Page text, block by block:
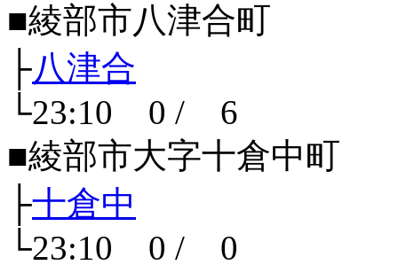
■綾部市八津合町
├八津合
└23:10 0 / 6
■綾部市大字十倉中町
├十倉中
└23:10 0 / 0